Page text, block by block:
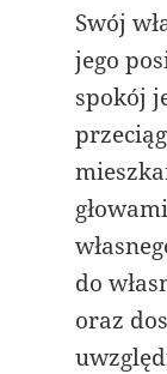
Swój
jego
spokój
do
oraz